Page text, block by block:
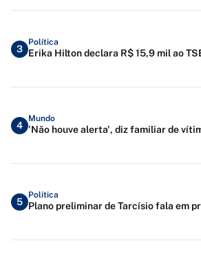
3
Política
Erika Hilton declara R$ 15,9 mil ao
4
Mundo
'Não houve alerta', diz familiar de
5
Política
Plano preliminar de Tarcísio fala em